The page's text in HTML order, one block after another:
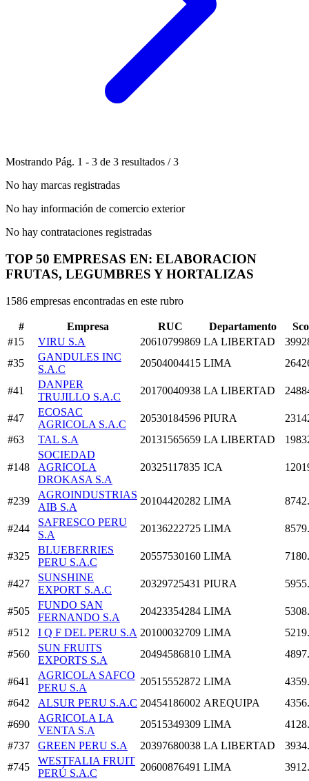
Mostrando Pág. 1 - 3 de 3 resultados /3
No hay marcas registradas
No hay información de comercio exterior
No hay contrataciones registradas
TOP 50 EMPRESAS EN: ELABORACION
FRUTAS, LEGUMBRES Y HORTALIZAS
1586 empresas encontradas en este rubro
# Empresa RUC Departamento
#15
VIRU S.A 20610799869 LA LIBERTAD
#35
GANDULES INC
S.A.C
20504004415 LIMA
#41
DANPER
TRUJILLO S.A.C
20170040938 LA LIBERTAD
#47
ECOSAC
AGRICOLA S.A.C
20530184596 PIURA
#63
TAL S.A 20131565659 LA LIBERTAD
#148
SOCIEDAD
AGRICOLA
DROKASA S.A
20325117835 ICA
#239
AGROINDUSTRIAS
AIB S.A
20104420282 LIMA
#244
SAFRESCO PERU
S.A
20136222725 LIMA
#325
BLUEBERRIES
PERU S.A.C
20557530160 LIMA
#427
SUNSHINE
EXPORT S.A.C
20329725431 PIURA
#505
FUNDO SAN
FERNANDO S.A
20423354284 LIMA
#512
I Q F DEL PERU S.A 20100032709 LIMA
#560
SUN FRUITS
EXPORTS S.A
20494586810 LIMA
#641
AGRICOLA SAFCO
PERU S.A
20515552872 LIMA
#642
ALSUR PERU S.A.C 20454186002 AREQUIPA
#690
AGRICOLA LA
VENTA S.A
20515349309 LIMA
#737
GREEN PERU S.A 20397680038 LA LIBERTAD
#745
WESTFALIA FRUIT
PERÚ S.A.C
20600876491 LIMA